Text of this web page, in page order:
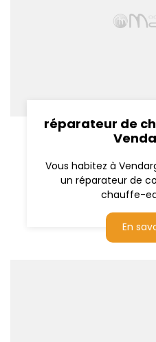
réparateur de
Vous habitez à
un réparateur de
chauffe-
En